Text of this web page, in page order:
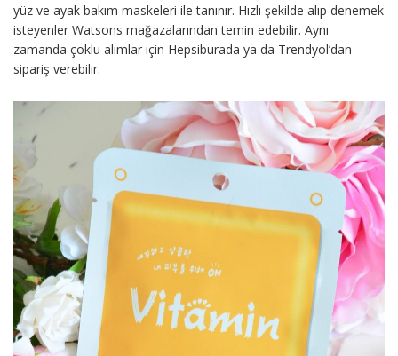
yüz ve ayak bakım maskeleri ile tanınır. Hızlı şekilde alıp denemek
isteyenler Watsons mağazalarından temin edebilir. Aynı
zamanda çoklu alımlar için Hepsiburada ya da Trendyol’dan
sipariş verebilir.